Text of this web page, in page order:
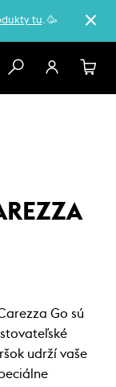
tu. 🥳
Go sú
udrží vaše